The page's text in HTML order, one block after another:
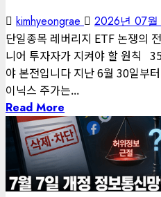
kimhyeongrae 2026년 07월
단일종목 레버리지 ETF 논쟁의
니어 투자자가 지켜야 할 원칙
야 본전입니다 지난 6월 30일부
이닉스 주가는...
Read More
3 minutes read
게재된 글
글로벌 트렌드